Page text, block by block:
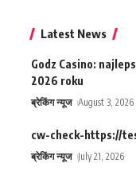
Latest News
Godz Casino:
2026 roku
ब्रेकिंग न्यूज August 3, 2026
cw-check-https://
ब्रेकिंग न्यूज July 21, 2026